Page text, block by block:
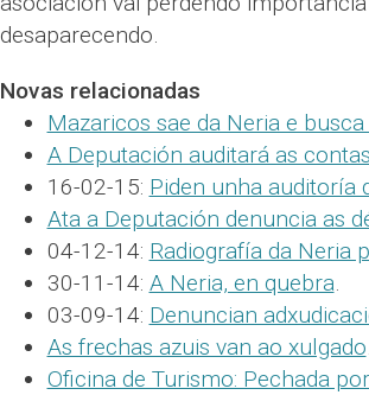
desaparecendo.
Novas relacionadas
Mazaricos sae da Neria e
A Deputación auditará as
16-02-15: Piden unha auditoría
Ata a Deputación denuncia as
04-12-14: Radiografía da Neria
30-11-14: A Neria, en quebra.
03-09-14: Denuncian
As frechas azuis van ao xulgado
Oficina de Turismo: Pechada